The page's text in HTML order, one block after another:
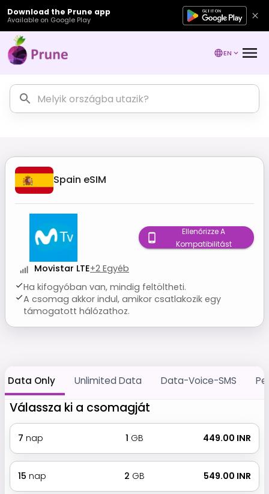
Download the Prune app
Available on Google Play
EN
Spain eSIM
Movistar LTE+2 Egyéb
Ha kifogyóban van, mindig feltöltheti.
A csomag akkor indul, amikor csatlakozik egy
támogatott hálózathoz.
Ellenőrizze A
Kompatibilitást
Data Only Unlimited Data Data-Voice-SMS
Válassza ki a csomagját
7 nap 1 GB ₹ 449.00 INR
15 nap 2 GB ₹ 549.00 INR